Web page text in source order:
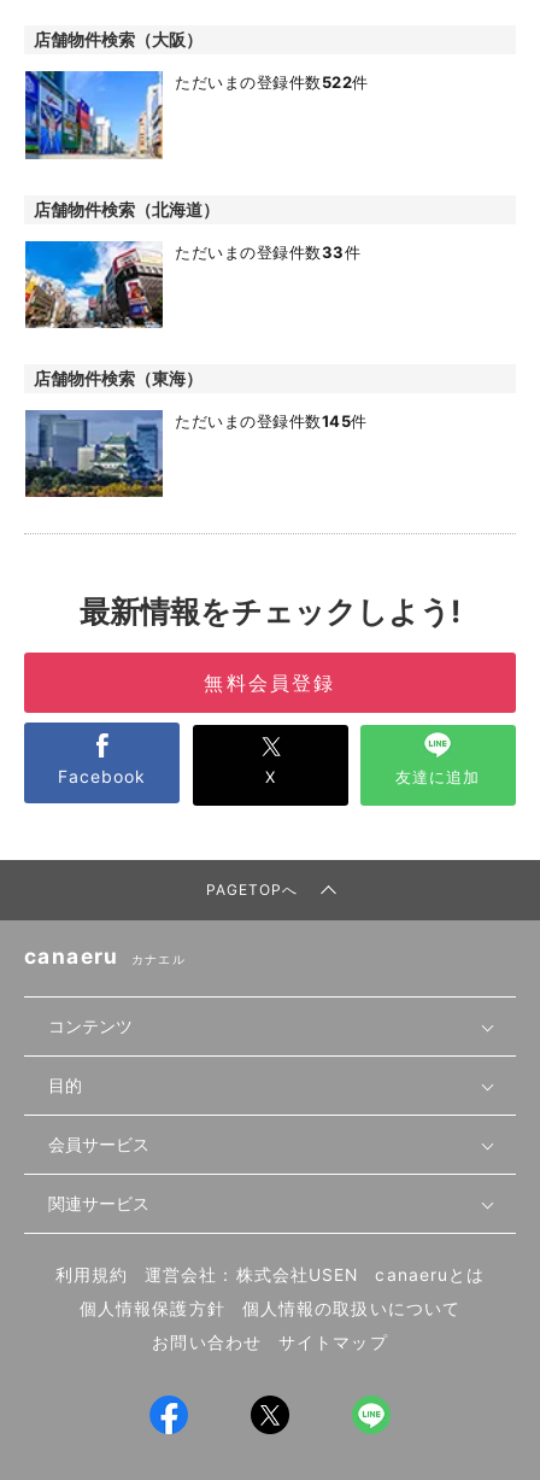
店舗物件検索（大阪）
ただいまの登録件数522件
店舗物件検索（北海道）
ただいまの登録件数33件
店舗物件検索（東海）
ただいまの登録件数145件
最新情報をチェックしよう!
無料会員登録
Facebook X 友達に追加
PAGETOPへ
canaeru カナエル
コンテンツ
無料開業相談
セミナー情報
セミナー動画
物件を探す
首都圏
北海道
先輩開業者の声
開業・経営に関する記事
編集ポリシー
業態別の開業方法
UIターン開業特集
目的
店舗運営
物件
内装・設備
食材・仕入れ
会員サービス
会員登録
ログイン
関連サービス
飲食店サクセスガイド（外部サイト）
利用規約 運営会社：株式会社USEN
canaeruとは
個人情報保護方針
個人情報の取扱いについて
お問い合わせ
サイトマップ